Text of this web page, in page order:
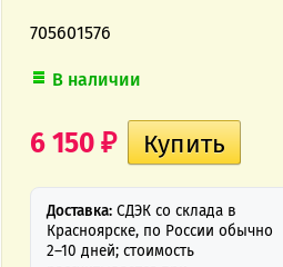
705601576
В наличии
6 150 ₽
Доставка: СДЭК со склада в
Красноярске, по России обычно
2–10 дней; стоимость